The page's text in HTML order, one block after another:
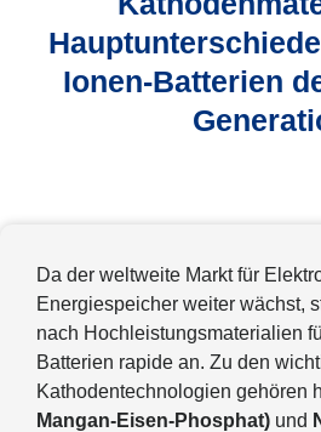
Ionen-Batterien
Da der weltweite Markt für
Energiespeicher weiter wächst,
nach Hochleistungsmaterialien
Batterien rapide an. Zu den
Kathodentechnologien gehören
Mangan-Eisen-Phosphat) und